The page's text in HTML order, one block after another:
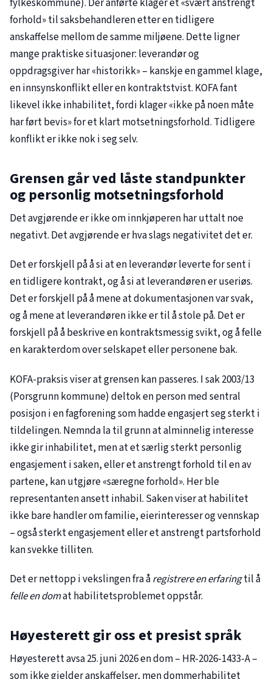
fylkeskommune). Der anførte klager et «svært anstrengt
forhold» til saksbehandleren etter en tidligere
anskaffelse mellom de samme miljøene. Dette ligner
mange praktiske situasjoner: leverandør og
oppdragsgiver har «historikk» – kanskje en gammel klage,
en innsynskonflikt eller en kontraktstvist. KOFA fant
likevel ikke inhabilitet, fordi klager «ikke på noen måte
har ført bevis» for et klart motsetningsforhold. Tidligere
konflikt er ikke nok i seg selv.
Grensen går ved låste standpunkter
og personlig motsetningsforhold
Det avgjørende er ikke om innkjøperen har uttalt noe
negativt. Det avgjørende er hva slags negativitet det er.
Det er forskjell på å si at en leverandør leverte for sent i
en tidligere kontrakt, og å si at leverandøren er useriøs.
Det er forskjell på å mene at dokumentasjonen var svak,
og å mene at leverandøren ikke er til å stole på. Det er
forskjell på å beskrive en kontraktsmessig svikt, og å felle
en karakterdom over selskapet eller personene bak.
KOFA-praksis viser at grensen kan passeres. I sak2003/13
(Porsgrunn kommune) deltok en person med sentral
posisjon i en fagforening som hadde engasjert seg sterkt i
tildelingen. Nemnda la til grunn at alminnelig interesse
ikke gir inhabilitet, men at et særlig sterkt personlig
engasjement i saken, eller et anstrengt forhold til en av
partene, kan utgjøre «særegne forhold». Her ble
representanten ansett inhabil. Saken viser at habilitet
ikke bare handler om familie, eierinteresser og vennskap
– også sterkt engasjement eller et anstrengt partsforhold
kan svekke tilliten.
Det er nettopp i vekslingen fra åregistrere en erfaringtil å
felle en domat habilitetsproblemet oppstår.
Høyesterett gir oss et presist språk
Høyesterett avsa 25. juni 2026 en dom – HR-2026-1433-A –